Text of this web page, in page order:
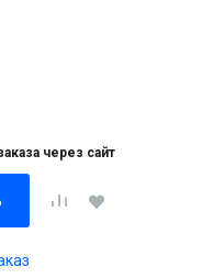
через сайт